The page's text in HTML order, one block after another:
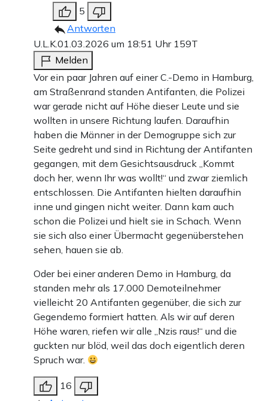
5
Antworten
U.L.K.01.03.2026 um 18:51 Uhr 159T
Melden
Vor ein paar Jahren auf einer C.-Demo in Hamburg,
am Straßenrand standen Antifanten, die Polizei
war gerade nicht auf Höhe dieser Leute und sie
wollten in unsere Richtung laufen. Daraufhin
haben die Männer in der Demogruppe sich zur
Seite gedreht und sind in Richtung der Antifanten
gegangen, mit dem Gesichtsausdruck „Kommt
doch her, wenn Ihr was wollt!“ und zwar ziemlich
entschlossen. Die Antifanten hielten daraufhin
inne und gingen nicht weiter. Dann kam auch
schon die Polizei und hielt sie in Schach. Wenn
sie sich also einer Übermacht gegenüberstehen
sehen, hauen sie ab.
Oder bei einer anderen Demo in Hamburg, da
standen mehr als 17.000 Demoteilnehmer
vielleicht 20 Antifanten gegenüber, die sich zur
Gegendemo formiert hatten. Als wir auf deren
Höhe waren, riefen wir alle „Nzis raus!“ und die
guckten nur blöd, weil das doch eigentlich deren
Spruch war.
16